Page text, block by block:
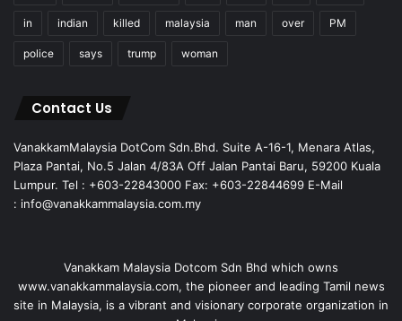
in indian killed malaysia man over PM
police says trump woman
Contact Us
VanakkamMalaysia DotCom Sdn.Bhd. Suite A-16-1, Menara Atlas,
Plaza Pantai, No.5 Jalan 4/83A Off Jalan Pantai Baru, 59200 Kuala
Lumpur. Tel : +603-22843000 Fax: +603-22844699 E-Mail
: info@vanakkammalaysia.com.my
Vanakkam Malaysia Dotcom Sdn Bhd which owns
www.vanakkammalaysia.com, the pioneer and leading Tamil news
site in Malaysia, is a vibrant and visionary corporate organization in